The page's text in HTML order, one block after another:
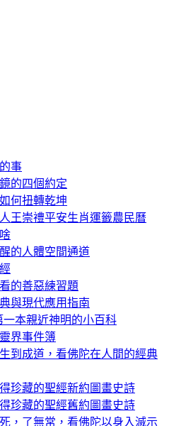
事
的四個約定
何扭轉乾坤
王崇禮平安生肖運籤農民曆
的人體空間通道
的善惡練習題
與現代應用指南
一本親近神明的小百科
界事件簿
到成道，看佛陀在人間的經典
珍藏的聖經新約圖畫史詩
珍藏的聖經舊約圖畫史詩
，了無常，看佛陀以身入滅示